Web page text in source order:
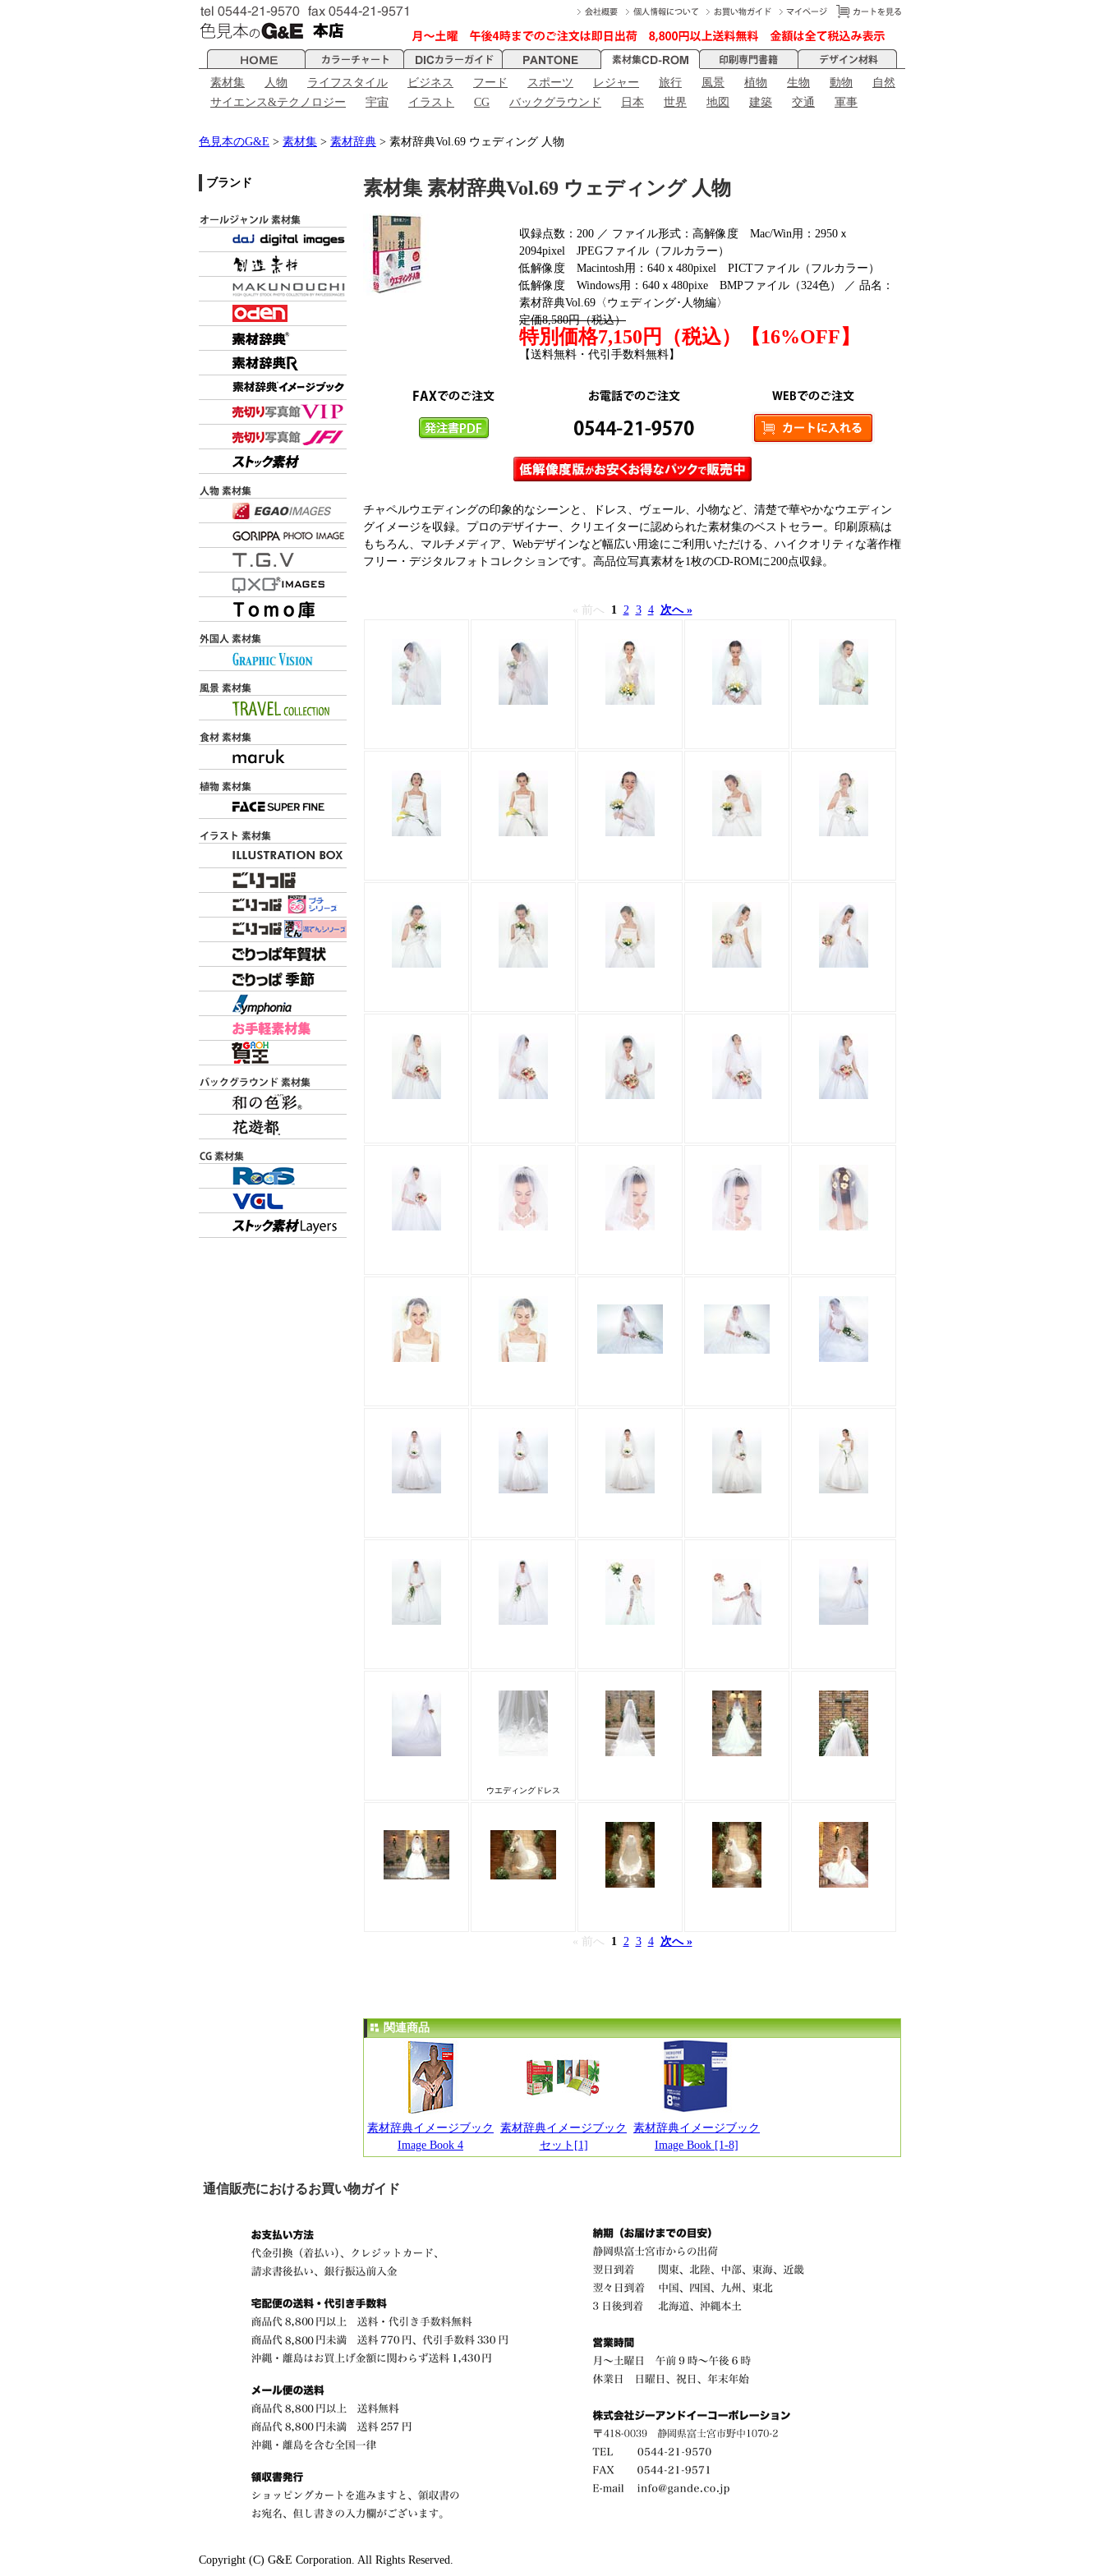
素材集 人物 ライフスタイル ビジネス フード スポーツ レジャー 旅行 風景 植物 生物 動物
自然
サイエンス&テクノロジー
宇宙 イラスト CG バックグラウンド 日本 世界 地図 建築 交通 軍事
色見本のG&E > 素材集 > 素材辞典 > 素材辞典Vol.69 ウェディング 人物
ブランド 素材集 素材辞典Vol.69 ウェディング 人物
収録点数：200 ／ ファイル形式：高解像度 Mac/Win用：2950ｘ
2094pixel JPEGファイル（フルカラー）
低解像度 Macintosh用：640ｘ480pixel PICTファイル（フルカラー）
低解像度 Windows用：640ｘ480pixe BMPファイル（324色） ／ 品名：
素材辞典Vol.69〈ウェディング･人物編〉
定価8,580円（税込）
特別価格7,150円（税込）【16%OFF】
【送料無料・代引手数料無料】
チャペルウエディングの印象的なシーンと、ドレス、ヴェール、小物など、清楚で華やかなウエディン
グイメージを収録。プロのデザイナー、クリエイターに認められた素材集のベストセラー。印刷原稿は
もちろん、マルチメディア、Webデザインなど幅広い用途にご利用いただける、ハイクオリティな著作権
フリー・デジタルフォトコレクションです。高品位写真素材を1枚のCD-ROMに200点収録。
« 前へ 1 2 3 4 次へ »
ウエディングドレス
« 前へ 1 2 3 4 次へ »
関連商品
素材辞典イメージブック
Image Book 4
素材辞典イメージブック
セット[1]
素材辞典イメージブック
Image Book [1-8]
通信販売におけるお買い物ガイド
Copyright (C) G&E Corporation. All Rights Reserved.